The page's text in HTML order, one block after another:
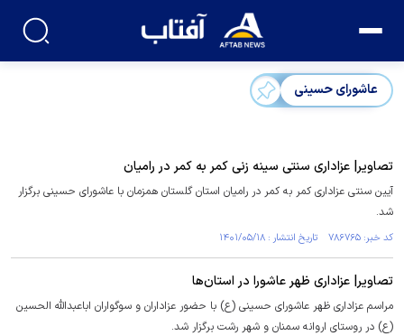
عاشورای حسینی
تصاویر| عزاداری سنتی سینه زنی کمر به کمر در رامیان
آیین سنتی عزاداری کمر به کمر در رامیان استان گلستان همزمان با عاشورای حسینی برگزار
شد.
کد خبر: ۷۸۶۷۶۵ تاریخ انتشار : ۱۴۰۱/۰۵/۱۸
تصاویر| عزاداری ظهر عاشورا در استان‌ها
مراسم عزاداری ظهر عاشورای حسینی (ع) با حضور عزاداران و سوگواران اباعبدالله الحسین
(ع) در روستای اروانه سمنان و شهر رشت برگزار شد.